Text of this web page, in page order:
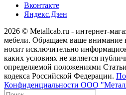
Вконтакте
Яндекс.Дзен
2026 © Metallcab.ru - интернет-
мебели. Обращаем ваше внимание
носит исключительно
каких условиях не является
определяемой положениями
кодекса Российской Федерации.
Конфиденциальности ООО